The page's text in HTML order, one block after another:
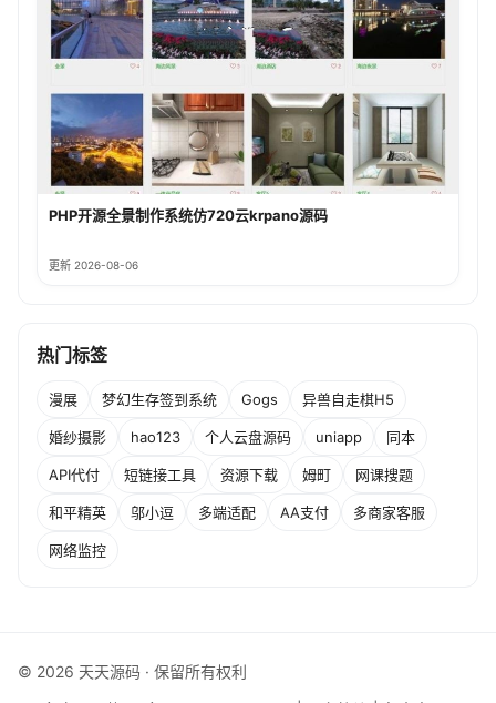
PHP开源全景制作系统仿720云krpano源码
更新 2026-08-06
热门标签
漫展 梦幻生存签到系统 Gogs 异兽自走棋H5
婚纱摄影 hao123 个人云盘源码 uniapp 同本
API代付 短链接工具 资源下载 姆町 网课搜题
和平精英 邬小逗 多端适配 AA支付 多商家客服
网络监控
© 2026 天天源码 · 保留所有权利